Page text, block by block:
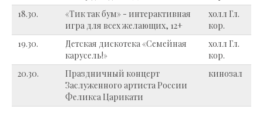
18.30.
«Тик так бум» - интерактивная
игра для всех желающих, 12+
холл Гл.
кор.
19.30.
Детская дискотека «Семейная
карусель!»
холл Гл.
кор.
20.30.
Праздничный концерт
Заслуженного артиста России
Феликса Царикати
кинозал